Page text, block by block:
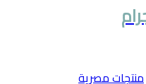
منتجات مصرية